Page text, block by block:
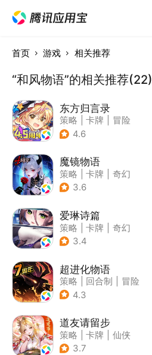
首页 游戏 相关推荐
“和风物语”的相关推荐(22)
东方归言录
策略 卡牌
冒险
| 东方Project
4.6
魔镜物语
策略 卡牌
奇幻
| 剧情
3.6
爱琳诗篇
策略 卡牌
奇幻
| 美少女
3.4
超进化物语
策略 回合制
冒险
| 剪纸
4.3
道友请留步
策略 卡牌
仙侠
| 卡通
3.7